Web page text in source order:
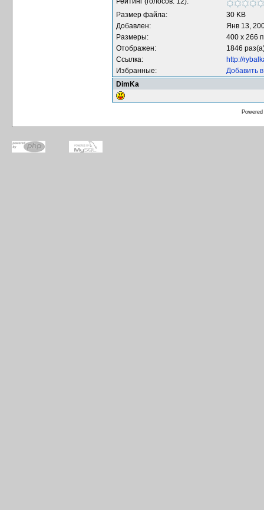
Размер файла:
30 KB
Добавлен:
Янв 13,
Размеры:
400 x 266
Отображен:
1846
Ссылка:
http://
Избранные:
Добавить
DimKa